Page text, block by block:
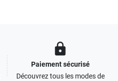
lock
Paiement sécurisé
Découvrez tous les modes de